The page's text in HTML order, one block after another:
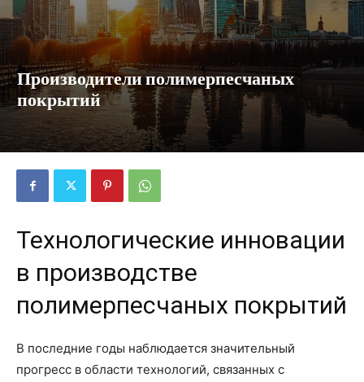
Производители полимерпесчаных
покрытий
Технологические инновации
в производстве
полимерпесчаных покрытий
В последние годы наблюдается значительный
прогресс в области технологий, связанных с